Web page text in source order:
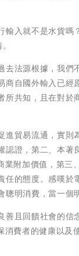
入就不是水貨嗎
法源根據，我們
自國外輸入已經
共知，且在對於
貿易流通，實則
證，第二、本著
附加價值，第三
的態度。感嘆於
明消費，當一個
且回饋社會的信
費者的健康以及